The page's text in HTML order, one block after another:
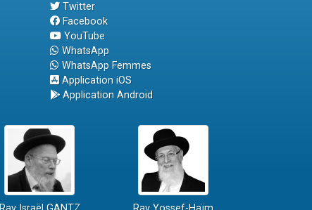
Twitter
Facebook
YouTube
WhatsApp
WhatsApp Femmes
Application iOS
Application Android